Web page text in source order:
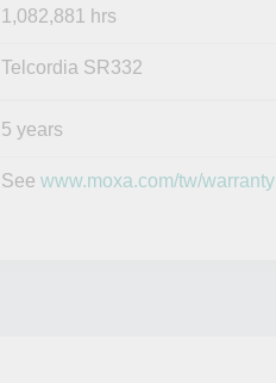
1,082,881 hrs
Telcordia SR332
5 years
See www.moxa.com/tw/warranty